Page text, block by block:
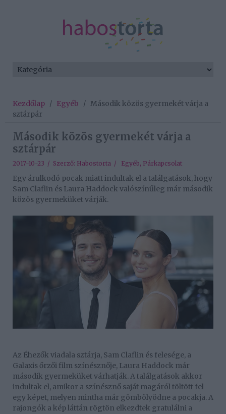
Kezdőlap / Egyéb / Második közös gyermekét várja a
sztárpár
Második közös gyermekét várja a
sztárpár
2017-10-23 / Szerző: Habostorta / Egyéb, Párkapcsolat
Egy árulkodó pocak miatt indultak el a találgatások, hogy
Sam Claflin és Laura Haddock valószínűleg már második
közös gyermeküket várják.
Az Éhezők viadala sztárja, Sam Claflin és felesége, a
Galaxis őrzői film színésznője, Laura Haddock már
második gyermeküket várhatják. A találgatások akkor
indultak el, amikor a színésznő saját magáról töltött fel
egy képet, melyen mintha már gömbölyödne a pocakja. A
rajongók a kép láttán rögtön elkezdtek gratulálni a